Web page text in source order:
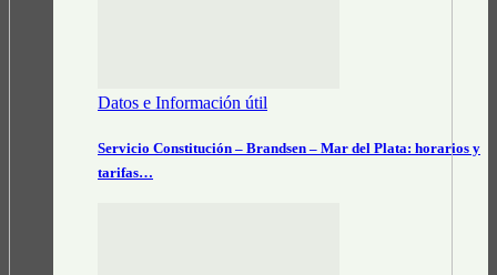
Datos e Información útil
Servicio Constitución – Brandsen – Mar del Plata: horarios y
tarifas…